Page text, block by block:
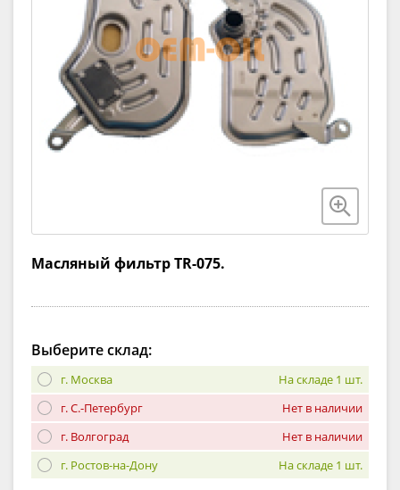
Масляный фильтр TR-075.
Выберите склад:
г. Москва
На складе 1 шт.
г. С.-Петербург
Нет в наличии
г. Волгоград
Нет в наличии
г. Ростов-на-Дону
На складе 1 шт.